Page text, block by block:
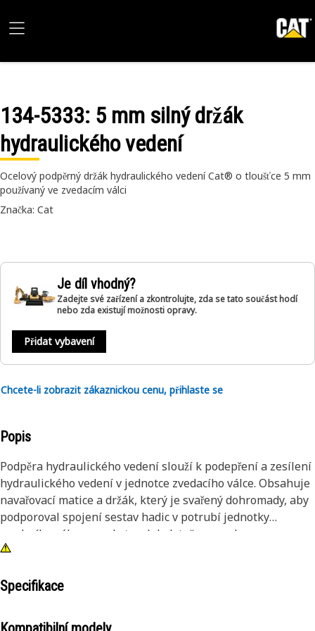
134-5333: 5 mm silný držák
hydraulického vedení
Ocelový podpěrný držák hydraulického vedení Cat® o tloušťce 5 mm
používaný ve zvedacím válci
Značka: Cat
Je díl vhodný?
Zadejte své zařízení a zkontrolujte, zda se tato součást hodí
nebo zda existují možnosti opravy.
Přidat vybavení
Chcete-li zobrazit zákaznickou cenu, přihlaste se
Popis
Podpěra hydraulického vedení slouží k podepření a zesílení
hydraulického vedení v jednotce zvedacího válce. Obsahuje
navařovací matice a držák, který je svařený dohromady, aby
podporoval spojení sestav hadic v potrubí jednotky
zvedacího válce a poskytoval dodatečnou podporu pro
držení hadic s válcem. Je vyroben z odolné oceli, aby odolal
• Vyrobeno z oceli vykazuje vysokou odolnost proti korozi
Specifikace